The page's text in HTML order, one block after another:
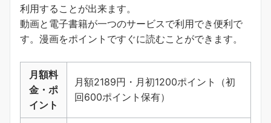
利用することが出来ます。
動画と電子書籍が一つのサービスで利用でき便利で
す。 漫画をポイントですぐに読むことができます。
月額料
金・ポ
イント
月額2189円・月初1200ポイント（初
回600ポイント保有）